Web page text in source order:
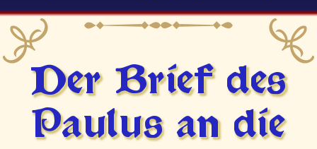
Der Brief des
Paulus an die